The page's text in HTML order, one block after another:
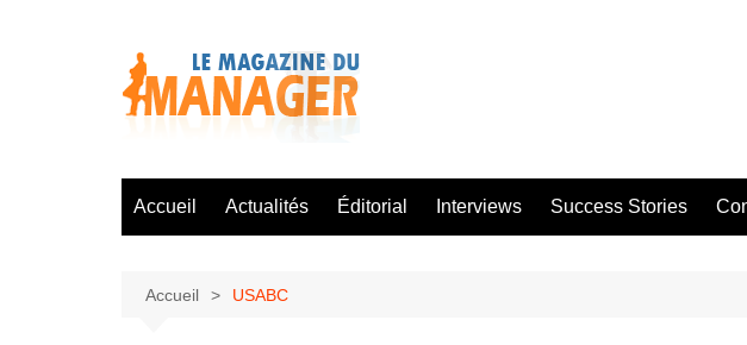
Accueil Actualités Éditorial Interviews Success Stories
Accueil USABC